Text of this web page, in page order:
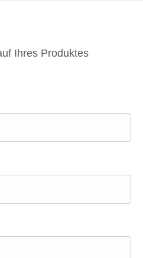
Ihres Produktes